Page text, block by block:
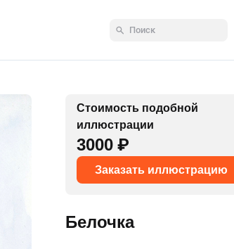
Стоимость подобной
иллюстрации
3000 ₽
Заказать иллюстрацию
Белочка